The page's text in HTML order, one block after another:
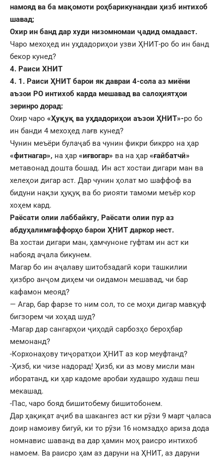
намояд ва ба мақомоти роҳбарикунандаи ҳизб интихоб
шавад;
Охир ин банд дар худи низомномаи ҷадид омадааст.
Чаро мехоҳед ин уҳдадориҳои узви ҲНИТ-ро бо ин банд
бекор кунед?
4. Раиси ХНИТ
4. 1. Раиси ҲНИТ барои як давраи 4-сола аз миёни
аъзои РО интихоб карда мешавад ва салоҳиятҳои
зеринро дорад:
Охир чаро «Ҳуқуқ ва уҳдадориҳои аъзои ҲНИТ»-ро бо
ин банди 4 мехоҳед лағв кунед?
Чунин меъёри булаҷаб ва чунин фикри бикрро на ҳар
«фитнагар», на ҳар «иғвогар» ва на ҳар «ғайбатчӣ»
метавонад дошта бошад. Ин аст хостаи дигари ман ва
хелеҳои дигар аст. Дар чунин ҳолат мо шаффоф ва
бидуни нақзи ҳуқуқ ва бо риояти тамоми меъёр кор
хоҳем кард.
Раёсати олии лаббайкгу, Раёсати олии пур аз
абдуҳалимғаффорҳо барои ҲНИТ даркор нест.
Ва хостаи дигари ман, ҳамчуноне гуфтам ин аст ки
набояд аҷала бикунем.
Магар бо ин аҷалаву шитобзадагӣ кори ташкилии
ҳизбро анҷом диҳем чи оидамон мешавад, чи бар
кафамон меояд?
— Агар, бар фарзе то ним сол, то се моҳи дигар мавқуф
бигзорем чи хоҳад шуд?
-Магар дар сангарҳои ҷиҳодӣ сарбозҳо бероҳбар
мемонанд?
-Корхонаҳову тиҷоратҳои ҲНИТ аз кор меуфтанд?
-Ҳизб, ки чизе надорад! Ҳизб, ки аз мову мисли ман
иборатанд, ки ҳар кадоме аробаи худашро худаш пеш
мекашад.
-Пас, чаро бояд бишитобему бишитобонем.
Дар ҳақиқат аҷиб ва шакангез аст ки рӯзи 9 март ҷаласа
доир намоиву бигуӣ, ки то рӯзи 16 номзадҳо ариза дода
номнавис шаванд ва дар ҳамин моҳ раисро интихоб
намоем. Ва раисро ҳам аз даруни на ҲНИТ, аз даруни